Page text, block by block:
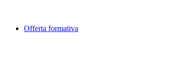
Offerta formativa